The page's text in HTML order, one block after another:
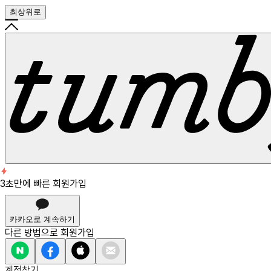
최상위로
회원가입
카카오로 계속하기
다른 방법으로 회원가입
3초만에 빠른 회원가입
3초만에 빠른 회원가입